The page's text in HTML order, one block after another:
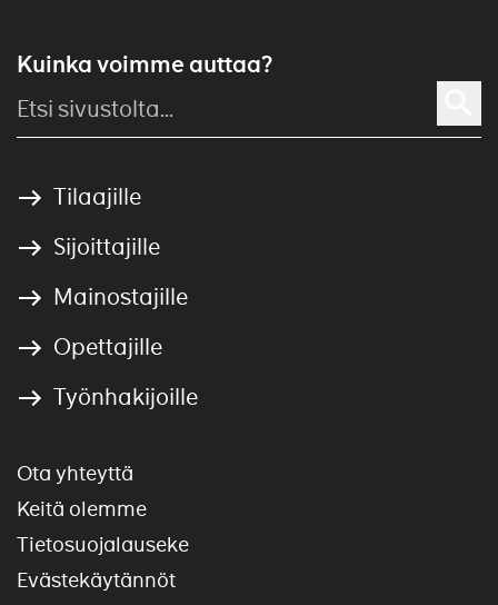
Kuinka voimme auttaa?
Tilaajille
Sijoittajille
Mainostajille
Opettajille
Työnhakijoille
Ota yhteyttä
Keitä olemme
Tietosuojalauseke
Evästekäytännöt